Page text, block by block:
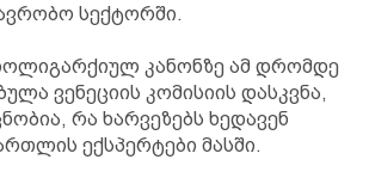
სექტორში.
კანონზე ამ დრომდე
ვენეციის კომისიის დასკვნა,
რა ხარვეზებს ხედავენ
ექსპერტები მასში.